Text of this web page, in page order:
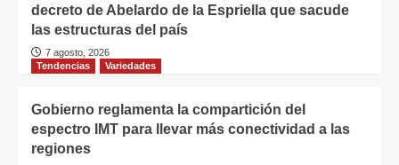
decreto de Abelardo de la Espriella que sacude
las estructuras del país
7 agosto, 2026
Tendencias
Variedades
Gobierno reglamenta la compartición del
espectro IMT para llevar más conectividad a las
regiones